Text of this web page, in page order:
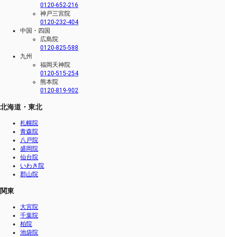
0120-652-216
神戸三宮院
0120-232-404
中国・四国
広島院
0120-825-588
九州
福岡天神院
0120-515-254
熊本院
0120-819-902
北海道・東北
札幌院
青森院
八戸院
盛岡院
仙台院
いわき院
郡山院
関東
大宮院
千葉院
柏院
池袋院